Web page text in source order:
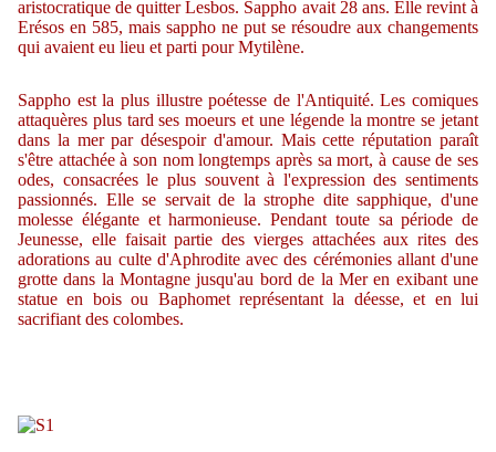
aristocratique de quitter Lesbos. Sappho avait 28 ans. Elle revint à
Erésos en 585, mais sappho ne put se résoudre aux changements
qui avaient eu lieu et parti pour Mytilène.
Sappho est la plus illustre poétesse de l'Antiquité. Les comiques
attaquères plus tard ses moeurs et une légende la montre se jetant
dans la mer par désespoir d'amour. Mais cette réputation paraît
s'être attachée à son nom longtemps après sa mort, à cause de ses
odes, consacrées le plus souvent à l'expression des sentiments
passionnés. Elle se servait de la strophe dite sapphique, d'une
molesse élégante et harmonieuse. Pendant toute sa période de
Jeunesse, elle faisait partie des vierges attachées aux rites des
adorations au culte d'Aphrodite avec des cérémonies allant d'une
grotte dans la Montagne jusqu'au bord de la Mer en exibant une
statue en bois ou Baphomet représentant la déesse, et en lui
sacrifiant des colombes.